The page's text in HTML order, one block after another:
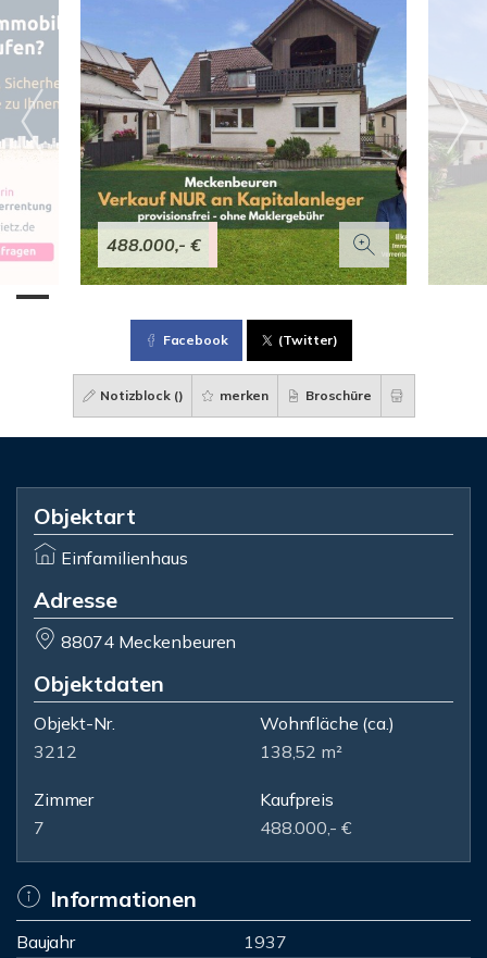
488.000,- €
Facebook (Twitter)
Notizblock () merken Broschüre
Objektart
Einfamilienhaus
Adresse
88074 Meckenbeuren
Objektdaten
Objekt-Nr.
3212
Wohnfläche (ca.)
138,52 m²
Zimmer
7
Kaufpreis
488.000,- €
Informationen
Baujahr
1937